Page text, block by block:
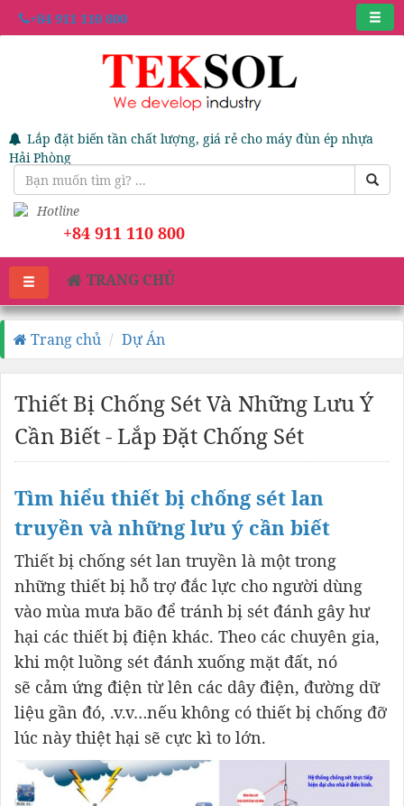
+84 911 110 800
Lắp đặt biến tần chất lượng, giá rẻ cho máy đùn ép nhựa
Hải Phòng
Hotline
+84 911 110 800
TRANG CHỦ
Trang chủ Dự Án
Thiết Bị Chống Sét Và Những Lưu Ý
Cần Biết - Lắp Đặt Chống Sét
Tìm hiểu thiết bị chống sét lan
truyền và những lưu ý cần biết
Thiết bị chống sét lan truyền là một trong
những thiết bị hỗ trợ đắc lực cho người dùng
vào mùa mưa bão để tránh bị sét đánh gây hư
hại các thiết bị điện khác. Theo các chuyên gia,
khi một luồng sét đánh xuống mặt đất, nó
sẽ cảm ứng điện từ lên các dây điện, đường dữ
liệu gần đó, .v.v…nếu không có thiết bị chống đỡ
lúc này thiệt hại sẽ cực kì to lớn.